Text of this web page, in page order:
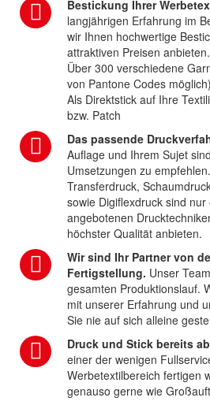
Bestickung Ihrer
langjährigen Erfahrung im
wir Ihnen hochwertige
attraktiven Preisen anbieten.
Über 300 verschiedene
von Pantone Codes möglich)
Als Direktstick auf Ihre
bzw. Patch
Das passende
Auflage und Ihrem Sujet
Umsetzungen zu
Transferdruck,
sowie Digiflexdruck sind
angebotenen
höchster Qualität anbieten.
Wir sind Ihr Partner von
Fertigstellung. Unser
gesamten Produktionslauf.
mit unserer Erfahrung und
Sie nie auf sich alleine
Druck und Stick bereits
einer der wenigen
Werbetextilbereich fertigen
genauso gerne wie